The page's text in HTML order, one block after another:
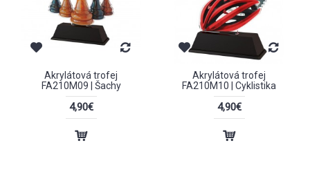
Akrylátová trofej
FA210M09 | Šachy
4,90€
Akrylátová trofej
FA210M10 | Cyklistika
4,90€